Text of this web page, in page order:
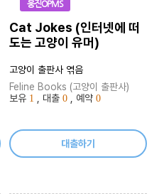
웅진OPMS
Cat Jokes (인터넷에 떠
도는 고양이 유머)
고양이 출판사 엮음
Feline Books (고양이 출판사)
보유 1 , 대출 0 , 예약 0
대출하기